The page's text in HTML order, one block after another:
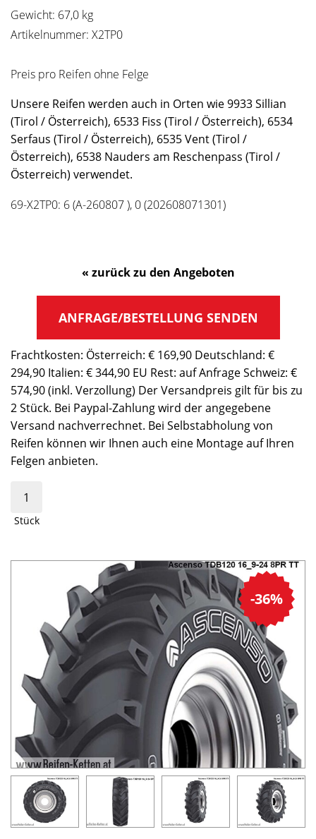
Gewicht: 67,0 kg
Artikelnummer: X2TP0
Preis pro Reifen ohne Felge
Unsere Reifen werden auch in Orten wie 9933 Sillian
(Tirol / Österreich), 6533 Fiss (Tirol / Österreich), 6534
Serfaus (Tirol / Österreich), 6535 Vent (Tirol /
Österreich), 6538 Nauders am Reschenpass (Tirol /
Österreich) verwendet.
69-X2TP0: 6 (A-260807 ), 0 (202608071301)
« zurück zu den Angeboten
ANFRAGE/BESTELLUNG SENDEN
Frachtkosten: Österreich: € 169,90 Deutschland: €
294,90 Italien: € 344,90 EU Rest: auf Anfrage Schweiz: €
574,90 (inkl. Verzollung) Der Versandpreis gilt für bis zu
2 Stück. Bei Paypal-Zahlung wird der angegebene
Versand nachverrechnet. Bei Selbstabholung von
Reifen können wir Ihnen auch eine Montage auf Ihren
Felgen anbieten.
Stück
-36%